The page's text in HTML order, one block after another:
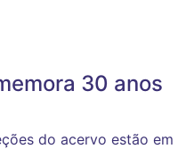
30 anos
do acervo estão em